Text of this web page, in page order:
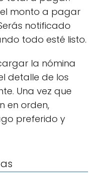
monto a pagar
notificado
todo esté listo.
la nómina
detalle de los
Una vez que
en orden,
preferido y